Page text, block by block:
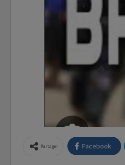
Partager Facebook